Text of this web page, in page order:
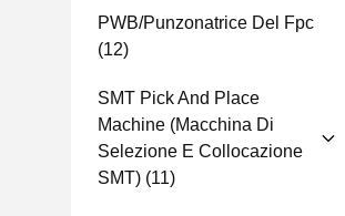
PWB/punzonatrice Del Fpc
(12)
SMT Pick And Place
Machine (macchina Di
Selezione E Collocazione
SMT) (11)